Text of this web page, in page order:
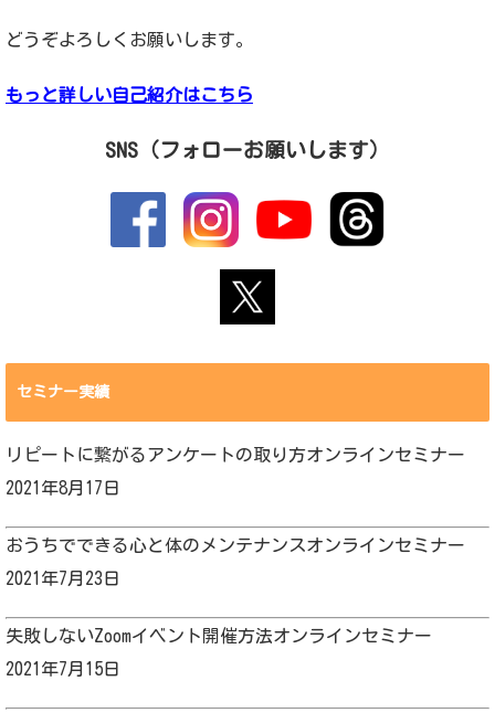
どうぞよろしくお願いします。
もっと詳しい自己紹介はこちら
SNS（フォローお願いします）
セミナー実績
リピートに繋がるアンケートの取り方オンラインセミナー
2021年8月17日
おうちでできる心と体のメンテナンスオンラインセミナー
2021年7月23日
失敗しないZoomイベント開催方法オンラインセミナー
2021年7月15日